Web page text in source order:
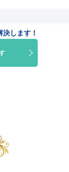
します！